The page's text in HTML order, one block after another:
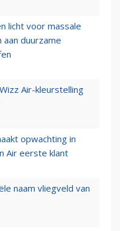
licht voor massale
duurzame
Air-kleurstelling
opwachting in
Air eerste klant
naam vliegveld van